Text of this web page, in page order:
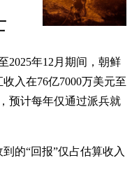
2025年12月期间，朝鲜
入在76亿7000万美元至
预计每年仅通过派兵就
的“回报”仅占估算收入